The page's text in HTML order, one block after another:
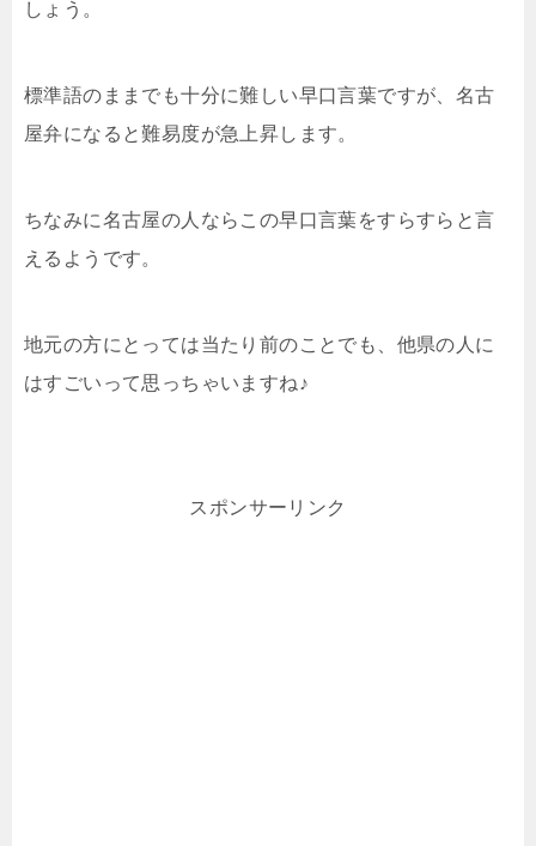
しょう。
標準語のままでも十分に難しい早口言葉ですが、名古
屋弁になると難易度が急上昇します。
ちなみに名古屋の人ならこの早口言葉をすらすらと言
えるようです。
地元の方にとっては当たり前のことでも、他県の人に
はすごいって思っちゃいますね♪
スポンサーリンク